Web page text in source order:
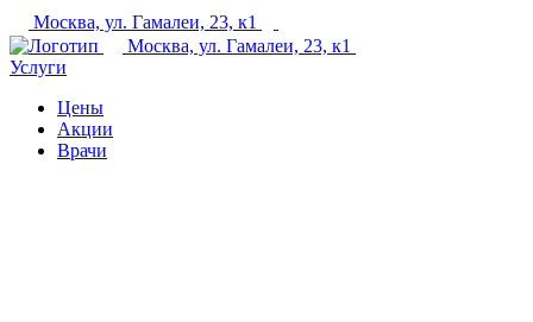
Москва, ул. Гамалеи, 23, к1
Москва, ул. Гамалеи, 23, к1
Услуги
Цены
Акции
Врачи